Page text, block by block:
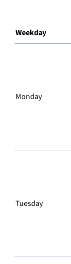
Weekday
Monday
Tuesday